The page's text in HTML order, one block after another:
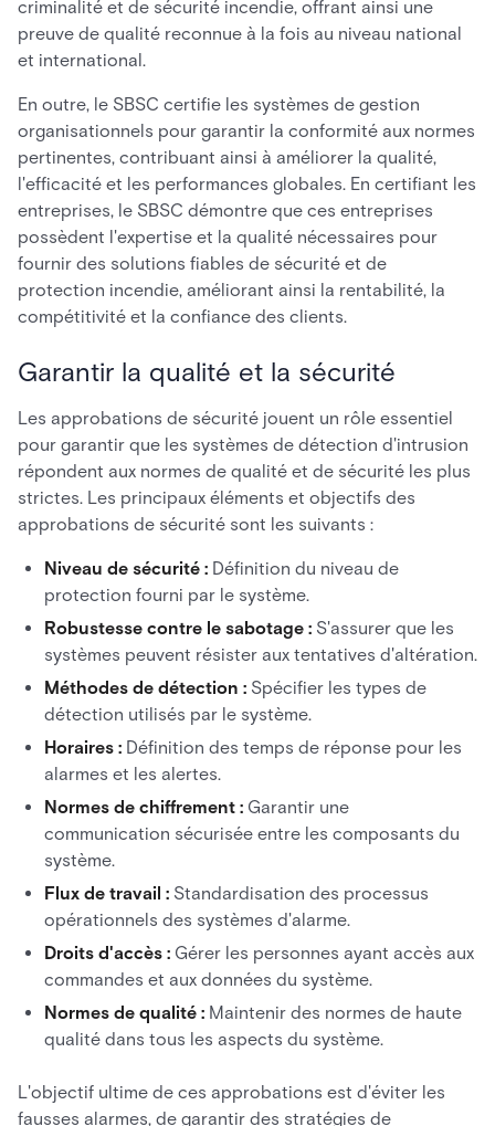
criminalité et de sécurité incendie, offrant ainsi une
preuve de qualité reconnue à la fois au niveau national
et international.
En outre, le SBSC certifie les systèmes de gestion
organisationnels pour garantir la conformité aux normes
pertinentes, contribuant ainsi à améliorer la qualité,
l'efficacité et les performances globales. En certifiant les
entreprises, le SBSC démontre que ces entreprises
possèdent l'expertise et la qualité nécessaires pour
fournir des solutions fiables de sécurité et de
protection incendie, améliorant ainsi la rentabilité, la
compétitivité et la confiance des clients.
Garantir la qualité et la sécurité
Les approbations de sécurité jouent un rôle essentiel
pour garantir que les systèmes de détection d'intrusion
répondent aux normes de qualité et de sécurité les plus
strictes. Les principaux éléments et objectifs des
approbations de sécurité sont les suivants :
Niveau de sécurité : Définition du niveau de
protection fourni par le système.
Robustesse contre le sabotage : S'assurer que les
systèmes peuvent résister aux tentatives d'altération.
Méthodes de détection : Spécifier les types de
détection utilisés par le système.
Horaires : Définition des temps de réponse pour les
alarmes et les alertes.
Normes de chiffrement : Garantir une
communication sécurisée entre les composants du
système.
Flux de travail : Standardisation des processus
opérationnels des systèmes d'alarme.
Droits d'accès : Gérer les personnes ayant accès aux
commandes et aux données du système.
Normes de qualité : Maintenir des normes de haute
qualité dans tous les aspects du système.
L'objectif ultime de ces approbations est d'éviter les
fausses alarmes, de garantir des stratégies de